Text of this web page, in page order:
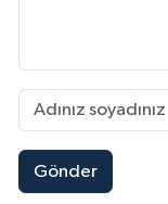
Gönder